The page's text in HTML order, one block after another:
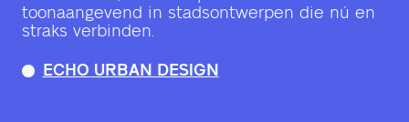
toonaangevend in stadsontwerpen die nú en
straks verbinden.
ECHO URBAN DESIGN